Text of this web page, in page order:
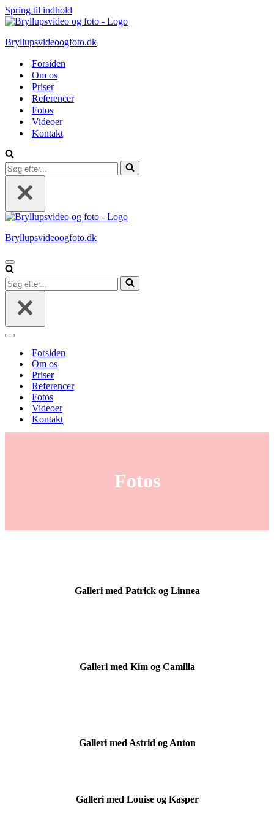
Spring til indhold
Bryllupsvideoogfoto.dk
Forsiden
Om os
Priser
Referencer
Fotos
Videoer
Kontakt
Søg
efter...
Bryllupsvideoogfoto.dk
Navigation
menu
Søg
efter...
Navigation
Forsiden
Om os
Priser
Referencer
Fotos
Videoer
Kontakt
Fotos
Galleri med Patrick og Linnea
Galleri med Kim og Camilla
Galleri med Astrid og Anton
Galleri med Louise og Kasper